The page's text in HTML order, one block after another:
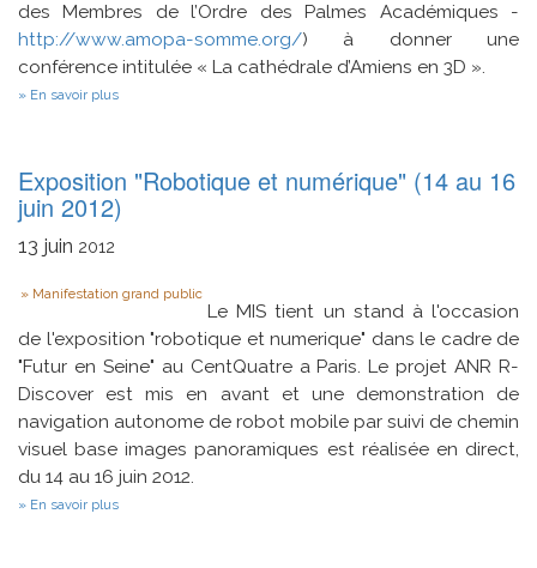
des Membres de l’Ordre des Palmes Académiques -
http://www.amopa-somme.org/) à donner une
conférence intitulée « La cathédrale d’Amiens en 3D ».
En savoir plus
Exposition "Robotique et numérique" (14 au 16
juin 2012)
13 juin 2012
Type
Manifestation grand public
Le MIS tient un stand à l'occasion
de l'exposition "robotique et numerique" dans le cadre de
"Futur en Seine" au CentQuatre a Paris. Le projet ANR R-
Discover est mis en avant et une demonstration de
navigation autonome de robot mobile par suivi de chemin
visuel base images panoramiques est réalisée en direct,
du 14 au 16 juin 2012.
En savoir plus